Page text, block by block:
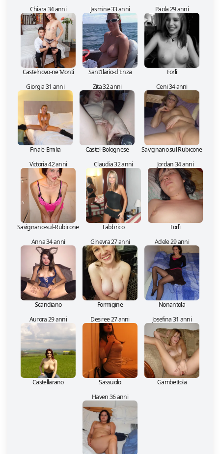
Chiara 34 anni
Castelnovo-ne'Monti
Jasmine 33 anni
Sant'Ilario-d'Enza
Paola 29 anni
Forlì
Giorgia 31 anni
Finale-Emilia
Zita 32 anni
Castel-Bolognese
Ceni 34 anni
Savignano sul Rubicone
Victoria 42 anni
Savignano-sul-Rubicone
Claudia 32 anni
Fabbrico
Jordan 34 anni
Forlì
Anna 34 anni
Scandiano
Ginevra 27 anni
Formigine
Adele 29 anni
Nonantola
Aurora 29 anni
Castellarano
Desiree 27 anni
Sassuolo
Josefina 31 anni
Gambettola
Haven 36 anni